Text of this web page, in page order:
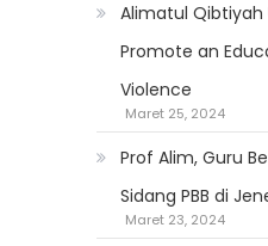
Alimatul Qibtiyah
Promote an
Violence
Maret 25, 2024
Prof Alim, Guru
Sidang PBB di
Maret 23, 2024